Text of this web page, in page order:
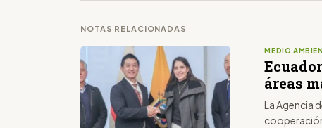
NOTAS RELACIONADAS
MEDIO
áreas
La Agencia